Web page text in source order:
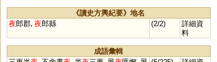
光,夜勤,夜郎
大,夜不閉戶,
航,夜鶯,夜有
夢,夜警,夜光
杯,夜明珠,夜
盲,夜闌
《讀史方輿紀要》地名
夜郎郡, 夜郎縣 (2/2)
詳細資
料
成語彙輯